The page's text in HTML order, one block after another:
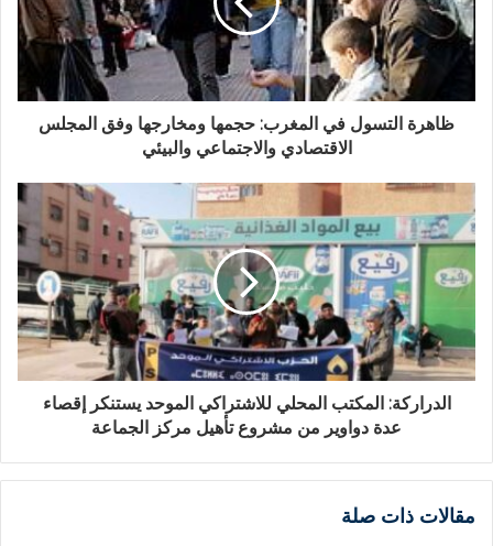
ظاهرة التسول في المغرب: حجمها ومخارجها وفق المجلس
الاقتصادي والاجتماعي والبيئي
الدراركة: المكتب المحلي للاشتراكي الموحد يستنكر إقصاء
عدة دواوير من مشروع تأهيل مركز الجماعة
مقالات ذات صلة